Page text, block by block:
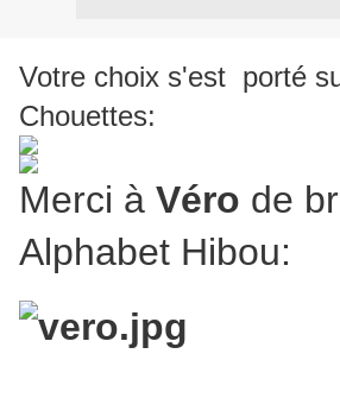
Votre choix s'est porté
Chouettes:
Merci à Véro de
Alphabet Hibou: